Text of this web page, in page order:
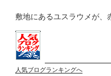
敷地にあるユスラウメが、
人気ブログランキングへ